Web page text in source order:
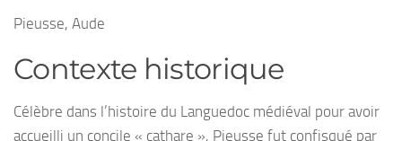
Pieusse, Aude
Contexte historique
Célèbre dans l’histoire du Languedoc médiéval pour avoir
accueilli un concile « cathare », Pieusse fut confisqué par